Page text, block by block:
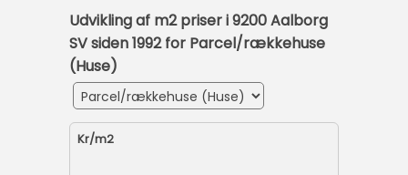
Udvikling af m2 priser i 9200 Aalborg
SV siden 1992 for Parcel/rækkehuse
(Huse)
Kr/m2